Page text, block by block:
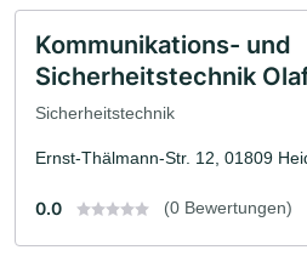
Kommunikations- und
Sicherheitstechnik
Sicherheitstechnik
Ernst-Thälmann-Str. 12, 01809
0.0 (0 Bewertungen)